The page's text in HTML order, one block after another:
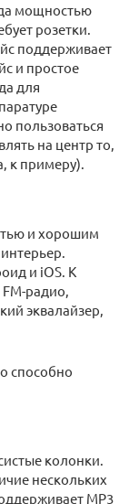
мощностью
розетки.
поддерживает
и простое
для
пользоваться
на центр то,
к примеру).
и хорошим
и iOS. К
радио,
эквалайзер,
способно
колонки.
нескольких
MP3